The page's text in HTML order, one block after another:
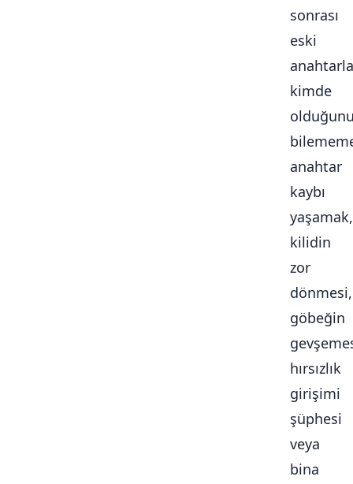
sonrası
eski
kimde
anahtar
kaybı
yaşamak,
kilidin
zor
dönmesi,
göbeğin
hırsızlık
girişimi
şüphesi
veya
bina